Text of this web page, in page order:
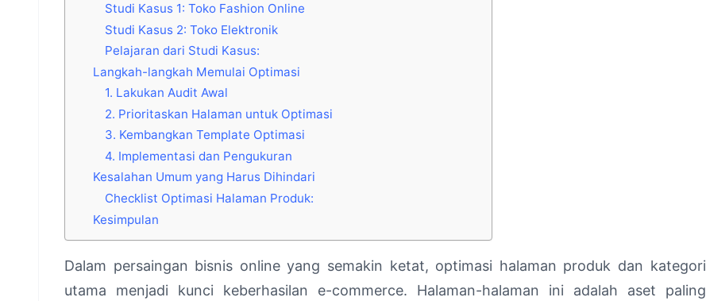
Studi Kasus 1: Toko Fashion Online
Studi Kasus 2: Toko Elektronik
Pelajaran dari Studi Kasus:
Langkah-langkah Memulai Optimasi
1. Lakukan Audit Awal
2. Prioritaskan Halaman untuk Optimasi
3. Kembangkan Template Optimasi
4. Implementasi dan Pengukuran
Kesalahan Umum yang Harus Dihindari
Checklist Optimasi Halaman Produk:
Kesimpulan
Dalam persaingan bisnis online yang semakin ketat, optimasi halaman produk dan kategori
utama menjadi kunci keberhasilan e-commerce. Halaman-halaman ini adalah aset paling